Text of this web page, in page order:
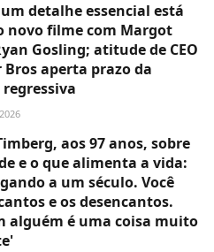
detalhe essencial está
novo filme com Margot
Gosling; atitude de CEO
Bros aperta prazo da
aos 97 anos, sobre
e o que alimenta a vida:
a um século. Você
e os desencantos.
alguém é uma coisa muito